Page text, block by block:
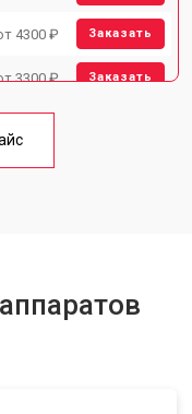
4300 ₽ Заказать
3300 ₽ Заказать